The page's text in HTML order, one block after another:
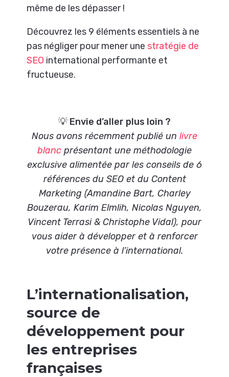
même de les dépasser !
Découvrez les 9 éléments essentiels à ne
pas négliger pour mener une stratégie de
SEO international performante et
fructueuse.
💡 Envie d’aller plus loin ?
Nous avons récemment publié un livre
blanc présentant une méthodologie
exclusive alimentée par les conseils de 6
références du SEO et du Content
Marketing (Amandine Bart, Charley
Bouzerau, Karim Elmlih, Nicolas Nguyen,
Vincent Terrasi & Christophe Vidal), pour
vous aider à développer et à renforcer
votre présence à l’international.
L’internationalisation,
source de
développement pour
les entreprises
françaises